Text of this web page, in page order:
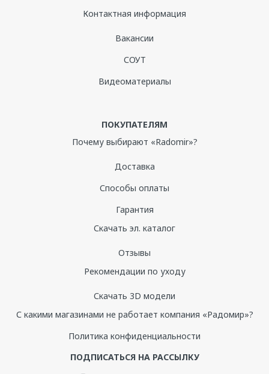
Контактная информация
Вакансии
СОУТ
Видеоматериалы
ПОКУПАТЕЛЯМ
Почему выбирают «Radomir»?
Доставка
Способы оплаты
Гарантия
Скачать эл. каталог
Отзывы
Рекомендации по уходу
Скачать 3D модели
С какими магазинами не работает компания «Радомир»?
Политика конфиденциальности
ПОДПИСАТЬСЯ НА РАССЫЛКУ